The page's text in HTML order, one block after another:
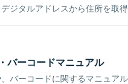
ジタルアドレスから住所を取
バーコードマニュアル
バーコードに関するマニュアル